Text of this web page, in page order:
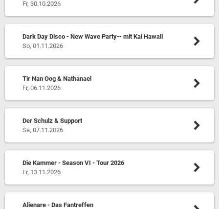
Fr, 30.10.2026
Dark Day Disco - New Wave Party-- mit Kai Hawaii
So, 01.11.2026
Tir Nan Oog & Nathanael
Fr, 06.11.2026
Der Schulz & Support
Sa, 07.11.2026
Die Kammer - Season VI - Tour 2026
Fr, 13.11.2026
Alienare - Das Fantreffen